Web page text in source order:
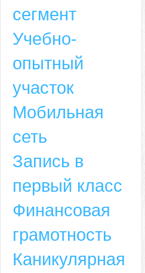
сегмент
Учебно-
опытный
участок
Мобильная
сеть
Запись в
первый класс
Финансовая
грамотность
Каникулярная